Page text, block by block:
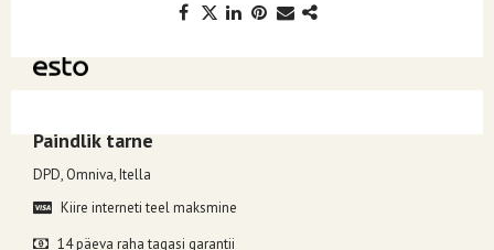
Paindlik tarne
DPD, Omniva, Itella
Kiire interneti teel maksmine
14 päeva raha tagasi garantii